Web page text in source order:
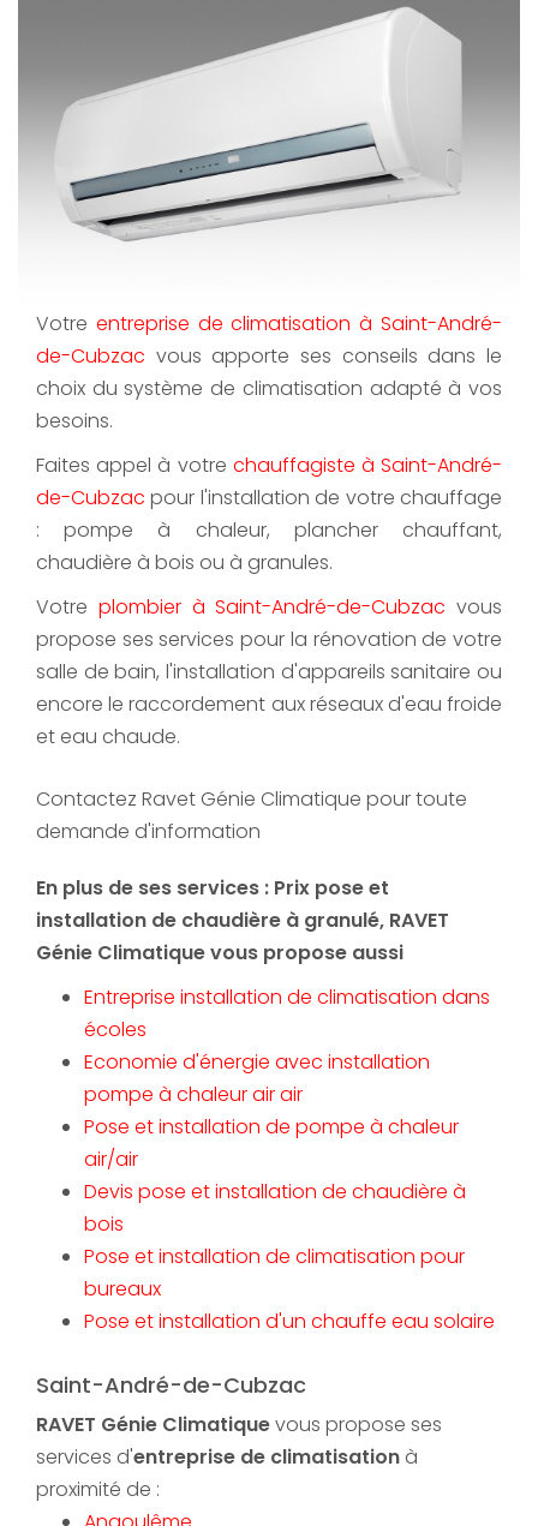
Votre entreprise de climatisation à Saint-André-
de-Cubzac vous apporte ses conseils dans le
choix du système de climatisation adapté à vos
besoins.
Faites appel à votre chauffagiste à Saint-André-
de-Cubzac pour l'installation de votre chauffage
: pompe à chaleur, plancher chauffant,
chaudière à bois ou à granules.
Votre plombier à Saint-André-de-Cubzac vous
propose ses services pour la rénovation de votre
salle de bain, l'installation d'appareils sanitaire ou
encore le raccordement aux réseaux d'eau froide
et eau chaude.
Contactez Ravet Génie Climatique pour toute
demande d'information
En plus de ses services : Prix pose et
installation de chaudière à granulé, RAVET
Génie Climatique vous propose aussi
Entreprise installation de climatisation dans
écoles
Economie d'énergie avec installation
pompe à chaleur air air
Pose et installation de pompe à chaleur
air/air
Devis pose et installation de chaudière à
bois
Pose et installation de climatisation pour
bureaux
Pose et installation d'un chauffe eau solaire
Saint-André-de-Cubzac
RAVET Génie Climatiquevous propose ses
services d'entreprise de climatisation à
proximité de :